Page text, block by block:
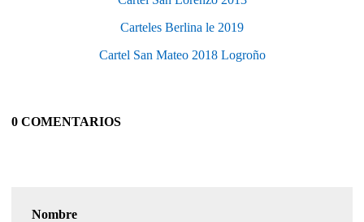
Carteles Berlina le 2019
Cartel San Mateo 2018 Logroño
0 COMENTARIOS
Nombre